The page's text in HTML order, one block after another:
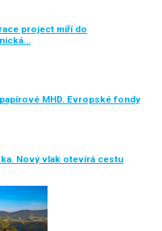
project míří do
MHD. Evropské fondy
Nový vlak otevírá cestu